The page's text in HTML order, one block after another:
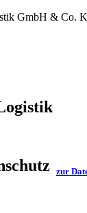
GmbH & Co.
zur